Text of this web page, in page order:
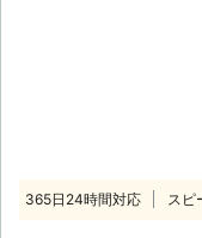
365日24時間対応 スピ